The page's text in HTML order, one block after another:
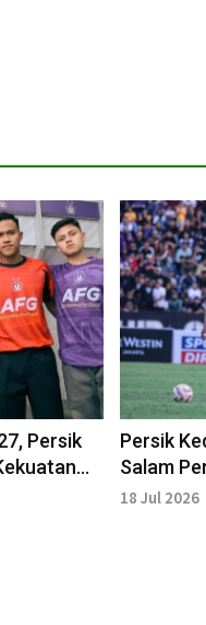
Persik
Persik
Salam
Faris
18 Jul 2026